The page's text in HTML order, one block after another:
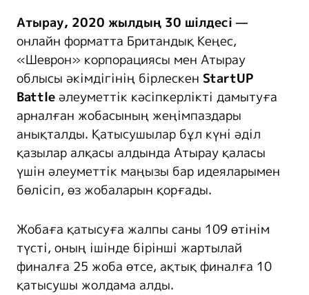
Атырау, 2020 жылдың 30 шілдесі —
онлайн форматта Британдық Кеңес,
«Шеврон» корпорациясы мен Атырау
облысы әкімдігінің бірлескен StartUP
Battleәлеуметтік кәсіпкерлікті дамытуға
арналған жобасының жеңімпаздары
анықталды. Қатысушылар бұл күні әділ
қазылар алқасы алдында Атырау қаласы
үшін әлеуметтік маңызы бар идеяларымен
бөлісіп, өз жобаларын қорғады.
Жобаға қатысуға жалпы саны 109 өтінім
түсті, оның ішінде бірінші жартылай
финалға 25 жоба өтсе, ақтық финалға 10
қатысушы жолдама алды.